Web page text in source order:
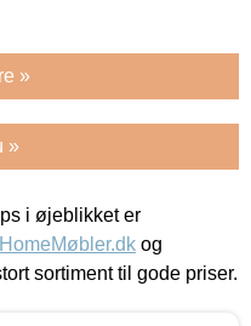
»
»
i øjeblikket er
og
sortiment til gode priser.